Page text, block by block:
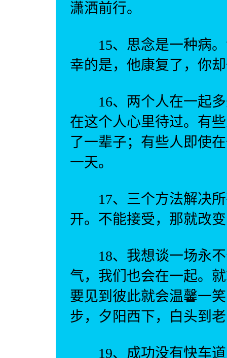
潇洒前行。
15、思念是一种病。
幸的是，他康复了，你
16、两个人在一起多
在这个人心里待过。有
了一辈子；有些人即使
一天。
17、三个方法解决所
开。不能接受，那就改
18、我想谈一场永不
气，我们也会在一起。
要见到彼此就会温馨一
步，夕阳西下，白头到
19、成功没有快车道